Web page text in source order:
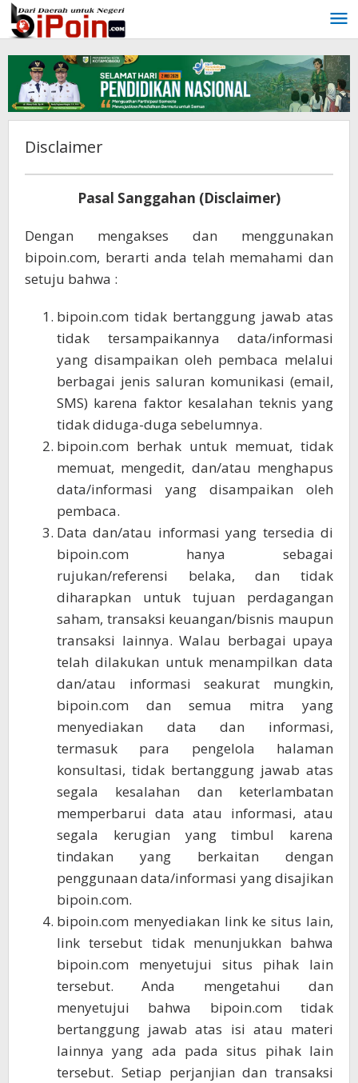
Lewati
ke
konten
Disclaimer
oleh
Redaksi
Pasal Sanggahan (Disclaimer)
Dengan mengakses dan menggunakan
bipoin.com, berarti anda telah memahami dan
setuju bahwa :
bipoin.com tidak bertanggung jawab atas
tidak tersampaikannya data/informasi
yang disampaikan oleh pembaca melalui
berbagai jenis saluran komunikasi (email,
SMS) karena faktor kesalahan teknis yang
tidak diduga-duga sebelumnya.
bipoin.com berhak untuk memuat, tidak
memuat, mengedit, dan/atau menghapus
data/informasi yang disampaikan oleh
pembaca.
Data dan/atau informasi yang tersedia di
bipoin.com hanya sebagai
rujukan/referensi belaka, dan tidak
diharapkan untuk tujuan perdagangan
saham, transaksi keuangan/bisnis maupun
transaksi lainnya. Walau berbagai upaya
telah dilakukan untuk menampilkan data
dan/atau informasi seakurat mungkin,
bipoin.com dan semua mitra yang
menyediakan data dan informasi,
termasuk para pengelola halaman
konsultasi, tidak bertanggung jawab atas
segala kesalahan dan keterlambatan
memperbarui data atau informasi, atau
segala kerugian yang timbul karena
tindakan yang berkaitan dengan
penggunaan data/informasi yang disajikan
bipoin.com.
bipoin.com menyediakan link ke situs lain,
link tersebut tidak menunjukkan bahwa
bipoin.com menyetujui situs pihak lain
tersebut. Anda mengetahui dan
menyetujui bahwa bipoin.com tidak
bertanggung jawab atas isi atau materi
lainnya yang ada pada situs pihak lain
tersebut. Setiap perjanjian dan transaksi